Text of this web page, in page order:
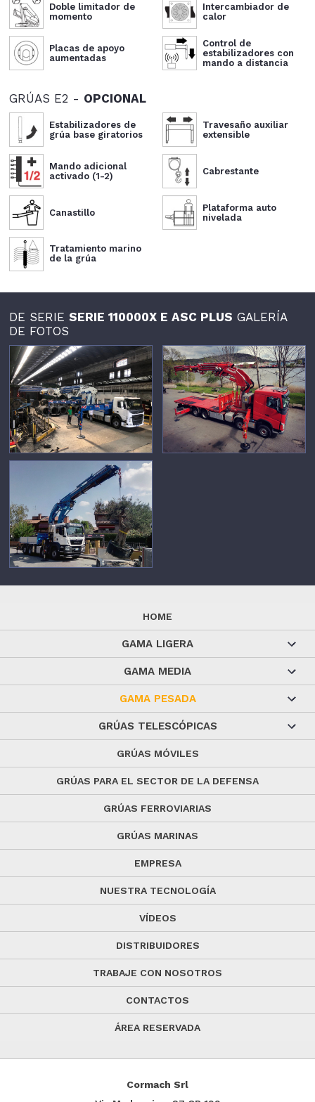
Doble limitador de
momento
Intercambiador de
calor
Placas de apoyo
aumentadas
Control de
estabilizadores con
mando a distancia
GRÚAS E2 - OPCIONAL
Estabilizadores de
grúa base giratorios
Travesaño auxiliar
extensible
Mando adicional
activado (1-2)
Cabrestante
Canastillo
Plataforma auto
nivelada
Tratamiento marino
de la grúa
DE SERIESERIE 110000X E ASC PLUS GALERÍA
DE FOTOS
HOME
GAMA LIGERA
GAMA MEDIA
GAMA PESADA
GRÚAS TELESCÓPICAS
GRÚAS MÓVILES
GRÚAS PARA EL SECTOR DE LA DEFENSA
GRÚAS FERROVIARIAS
GRÚAS MARINAS
EMPRESA
NUESTRA TECNOLOGÍA
VÍDEOS
DISTRIBUIDORES
TRABAJE CON NOSOTROS
CONTACTOS
ÁREA RESERVADA
Cormach Srl